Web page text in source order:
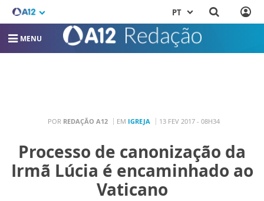
PT
MENU
POR REDAÇÃO A12 EM IGREJA 13 FEV 2017 - 08H34
Processo de canonização da
Irmã Lúcia é encaminhado ao
Vaticano